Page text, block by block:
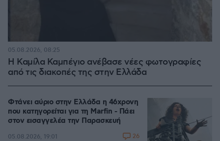
Η Καμίλα Καμπέγιο ανέβασε νέες φωτογραφίες
από τις διακοπές της στην Ελλάδα
05.08.2026, 08:25
Φτάνει αύριο στην Ελλάδα η 46χρονη
που κατηγορείται για τη Marfin - Πάει
στον εισαγγελέα την Παρασκευή
05.08.2026, 19:01 26